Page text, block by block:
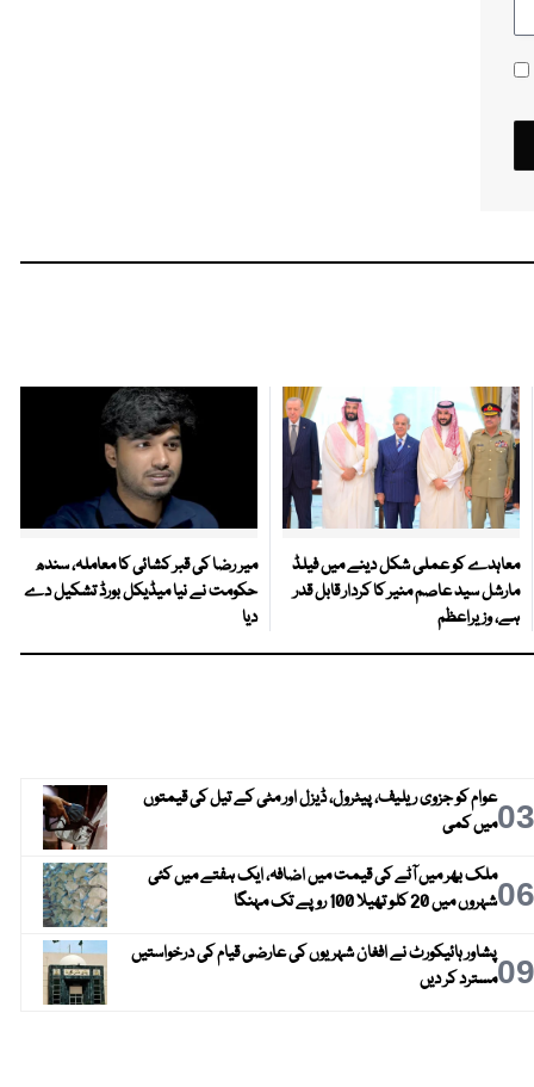
معاہدے کو عملی شکل دینے میں فیلڈ
مارشل سید عاصم منیر کا کردار قابل قدر
ہے، وزیراعظم
میر رضا کی قبر کشائی کا معاملہ، سندھ
حکومت نے نیا میڈیکل بورڈ تشکیل دے
دیا
03عوام کو جزوی ریلیف، پیٹرول، ڈیزل اور مٹی کے تیل کی قیمتوں
میں کمی
06ملک بھر میں آٹے کی قیمت میں اضافہ، ایک ہفتے میں کئی
شہروں میں 20 کلو تھیلا 100 روپے تک مہنگا
09پشاور ہائیکورٹ نے افغان شہریوں کی عارضی قیام کی درخواستیں
مسترد کر دیں